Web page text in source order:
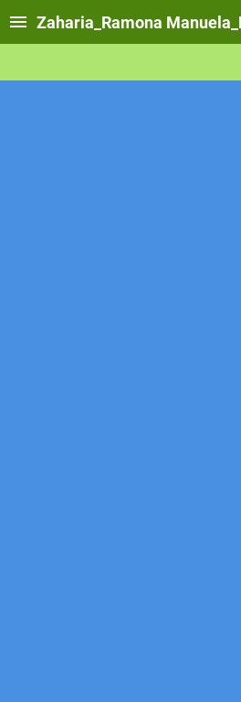
Zaharia_Ramona